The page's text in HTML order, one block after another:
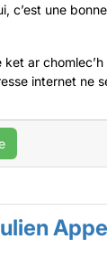
c’est une
ket ar
internet ne